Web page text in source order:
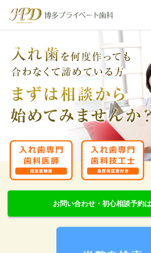
お問い合わせ・初心相談予約